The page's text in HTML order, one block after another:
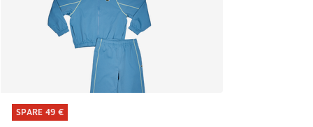
SPARE 49 €
SPARE 49 €